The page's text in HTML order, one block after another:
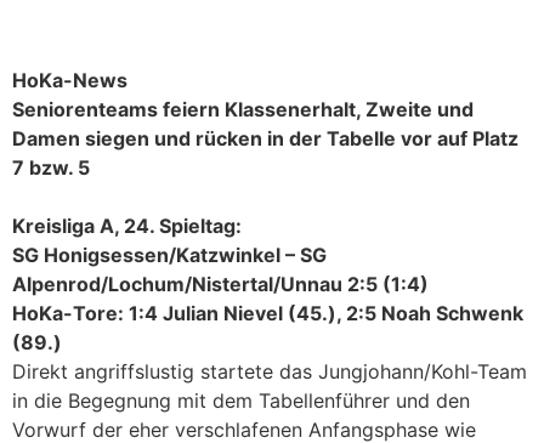
HoKa-News
Seniorenteams feiern Klassenerhalt, Zweite und
Damen siegen und rücken in der Tabelle vor auf Platz
7 bzw. 5
Kreisliga A, 24. Spieltag:
SG Honigsessen/Katzwinkel – SG
Alpenrod/Lochum/Nistertal/Unnau 2:5 (1:4)
HoKa-Tore: 1:4 Julian Nievel (45.), 2:5 Noah Schwenk
(89.)
Direkt angriffslustig startete das Jungjohann/Kohl-Team
in die Begegnung mit dem Tabellenführer und den
Vorwurf der eher verschlafenen Anfangsphase wie